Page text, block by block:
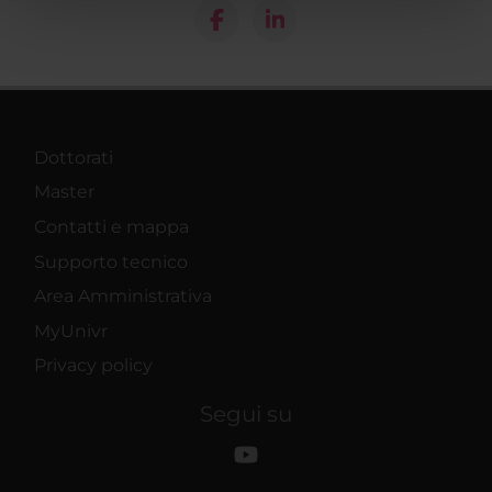
pubblicità e social media, i quali potrebbero combinarle
Dottorati
Master
Contatti e mappa
Supporto tecnico
Area Amministrativa
MyUnivr
Privacy policy
Segui su